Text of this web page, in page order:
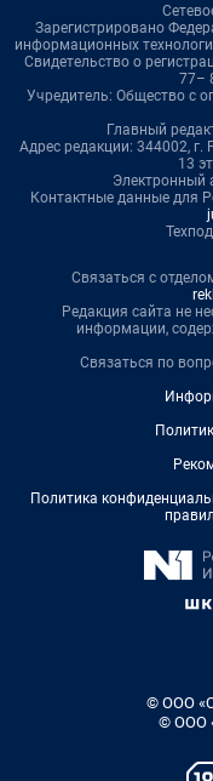
Зарегистрировано
информационных
Свидетельство о
77–
Учредитель: Общество с
Главный
Адрес редакции: 344002, г.
13
Электронный
Контактные данные для
Связаться с
Редакция сайта не
информации,
Связаться по
Политика
© ООО
© ООО